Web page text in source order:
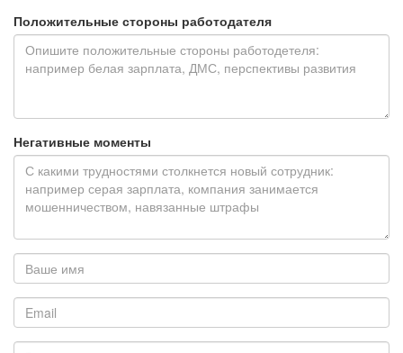
Положительные стороны работодателя
Негативные моменты